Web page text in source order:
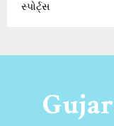
સ્પોર્ટ્સ